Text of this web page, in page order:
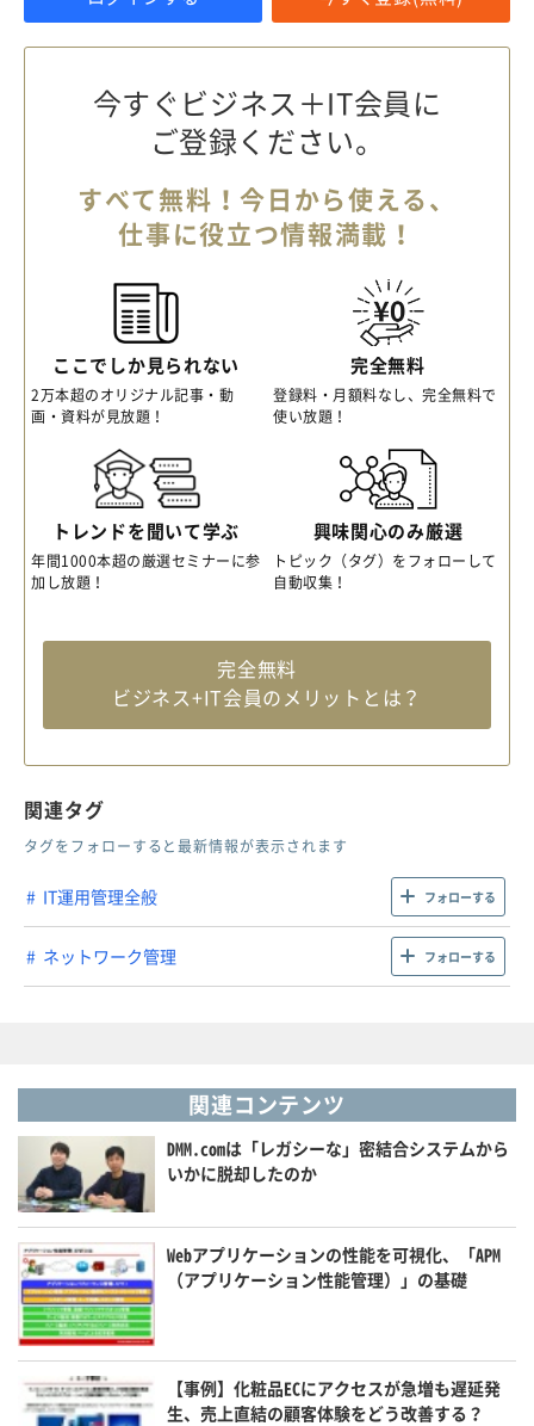
今すぐビジネス＋IT会員に
ご登録ください。
すべて無料！今日から使える、
仕事に役立つ情報満載！
ここでしか見られない
2万本超のオリジナル記事・動
画・資料が見放題！
完全無料
登録料・月額料なし、完全無料で
使い放題！
トレンドを聞いて学ぶ
年間1000本超の厳選セミナーに参
加し放題！
興味関心のみ厳選
トピック（タグ）をフォローして
自動収集！
完全無料
ビジネス+IT会員のメリットとは？
関連タグ
タグをフォローすると最新情報が表示されます
IT運用管理全般 フォローする
ネットワーク管理 フォローする
関連コンテンツ
DMM.comは「レガシーな」密結合システムから
いかに脱却したのか
Webアプリケーションの性能を可視化、「APM
（アプリケーション性能管理）」の基礎
【事例】化粧品ECにアクセスが急増も遅延発
生、売上直結の顧客体験をどう改善する？